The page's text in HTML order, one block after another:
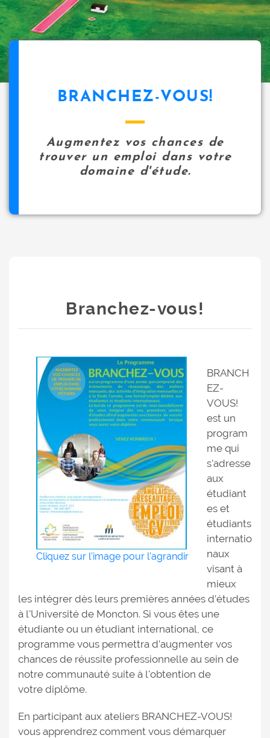
i
p
a
l
BRANCHEZ-VOUS!
Augmentez vos chances de
trouver un emploi dans votre
domaine d'étude.
Branchez-vous!
Cliquez sur l'image pour l'agrandir
BRANCH
EZ-
VOUS!
est un
program
me qui
s'adresse
aux
étudiant
es et
étudiants
internatio
naux
visant à
mieux
les intégrer dès leurs premières années d’études
à l'Université de Moncton. Si vous êtes une
étudiante ou un étudiant international, ce
programme vous permettra d’augmenter vos
chances de réussite professionnelle au sein de
notre communauté suite à l'obtention de
votre diplôme.
En participant aux ateliers BRANCHEZ-VOUS!
vous apprendrez comment vous démarquer